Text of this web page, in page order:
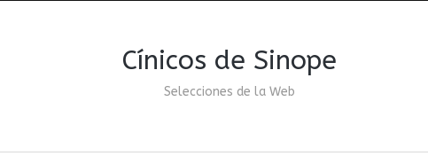
Cínicos de Sinope
Selecciones de la Web